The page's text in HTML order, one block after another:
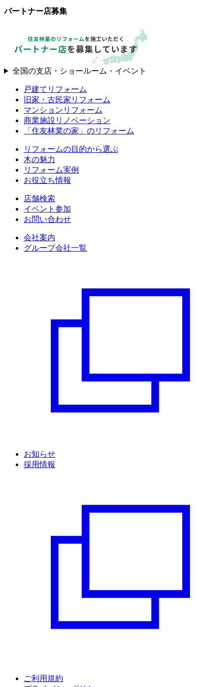
パートナー店募集
全国の支店・ショールーム・イベント
戸建てリフォーム
旧家・古民家リフォーム
マンションリフォーム
商業施設リノベーション
「住友林業の家」のリフォーム
リフォームの目的から選ぶ
木の魅力
リフォーム実例
お役立ち情報
店舗検索
イベント参加
お問い合わせ
会社案内
グループ会社一覧
お知らせ
採用情報
ご利用規約